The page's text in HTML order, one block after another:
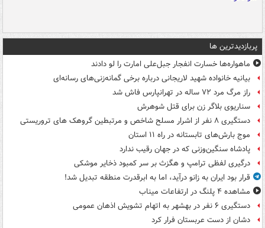
پربازدیدترین ها
ماهواره‌ها خسارت انفجار جبل‌علی امارت را لو دادند
بیانیه خانواده شهید لاریجانی درباره برخی گمانه‌زنی‌های رسانه‌ای
راز مرگ مرد ۷۲ ساله در تهرانپارس فاش شد
سناریوی بلاگر زن برای قتل شوهرش
دستگیری ۸ نفر از اشرار مسلح شاخص و مرتبطین گروهک های تروریستی
موج بارش‌های تابستانه در راه ۱۱ استان
پادشاه سنگین‌وزنی که در جهان رقیب ندارد
درگیری لفظی ترامپ و هگزث بر سر کمبود ذخایر موشکی
قرار بود ایران به زانو درآید، اما به ابرقدرت منطقه تبدیل شد!
مشاهده ۴ پلنگ در ارتفاعات میناب
دستگیری ۶ نفر در بهشهر به اتهام تشویش اذهان عمومی
دشان از دست عربستان فرار کرد